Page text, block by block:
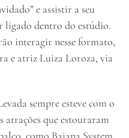
e assistir a seu
ligado dentro do estúdio.
interagir nesse formato,
e atriz Luiza Loroza, via
sempre esteve com o
atrações que estouraram